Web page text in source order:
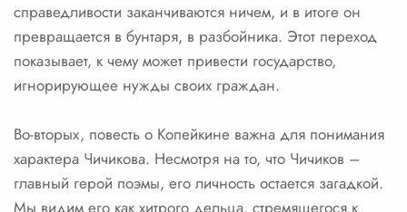
справедливости заканчиваются ничем, и в итоге он
превращается в бунтаря, в разбойника. Этот переход
показывает, к чему может привести государство,
игнорирующее нужды своих граждан.
Во-вторых, повесть о Копейкине важна для понимания
характера Чичикова. Несмотря на то, что Чичиков –
главный герой поэмы, его личность остается загадкой.
Мы видим его как хитрого дельца, стремящегося к